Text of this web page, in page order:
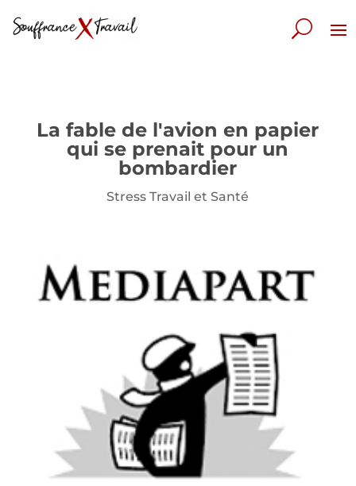
La fable de l'avion en papier
qui se prenait pour un
bombardier
Stress Travail et Santé